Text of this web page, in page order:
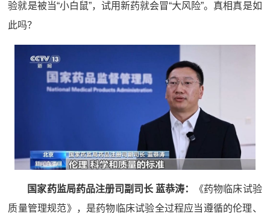
验就是被当“小白鼠”，试用新药就会冒“大风险”。真相真是如
此吗？
国家药监局药品注册司副司长 蓝恭涛：
《药物临床试验
质量管理规范》，是药物临床试验全过程应当遵循的伦理、